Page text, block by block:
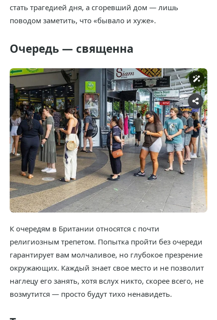
стать трагедией дня, а сгоревший дом — лишь
поводом заметить, что «бывало и хуже».
Очередь — священна
К очередям в Британии относятся с почти
религиозным трепетом. Попытка пройти без очереди
гарантирует вам молчаливое, но глубокое презрение
окружающих. Каждый знает свое место и не позволит
наглецу его занять, хотя вслух никто, скорее всего, не
возмутится — просто будут тихо ненавидеть.